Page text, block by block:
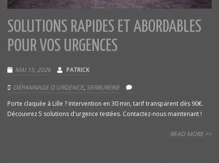
SOLUTIONS RAPIDES ET ABORDABLES
POUR VOS URGENCES
MAI 15, 2026 PATRICK
DÉPANNAGE D'URGENCE, SERRURERIE
Porte claquée à Lille ? Intervention en 30 min, tarif transparent dès 90€.
Découvrez 5 solutions d'urgence testées. Contactez-nous maintenant !
READ MORE >>